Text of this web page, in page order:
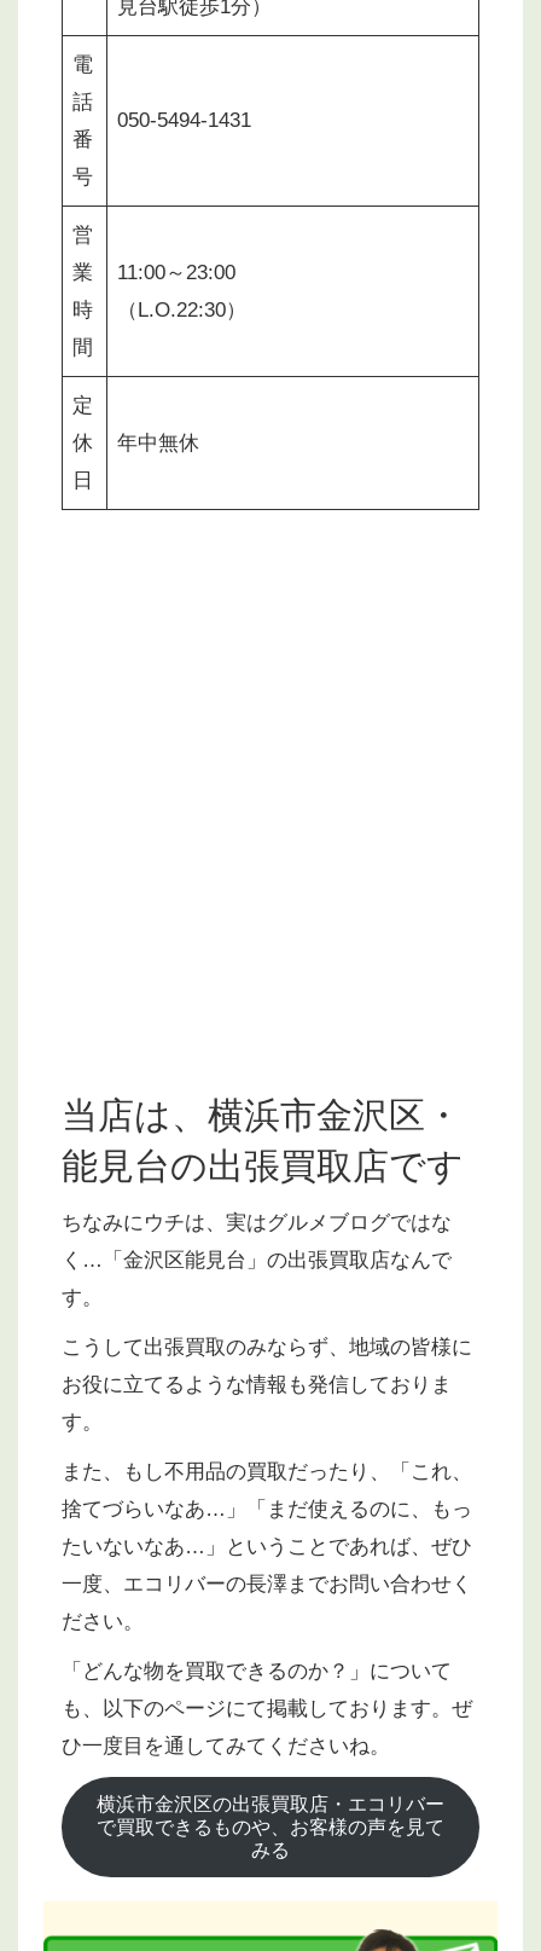
見台駅徒歩1分）
電
話
番
号
050-5494-1431
営
業
時
間
11:00～23:00
（L.O.22:30）
定
休
日
年中無休
当店は、横浜市金沢区・
能見台の出張買取店です
ちなみにウチは、実はグルメブログではな
く…「金沢区能見台」の出張買取店なんで
す。
こうして出張買取のみならず、地域の皆様に
お役に立てるような情報も発信しておりま
す。
また、もし不用品の買取だったり、「これ、
捨てづらいなあ…」「まだ使えるのに、もっ
たいないなあ…」ということであれば、ぜひ
一度、エコリバーの長澤までお問い合わせく
ださい。
「どんな物を買取できるのか？」について
も、以下のページにて掲載しております。ぜ
ひ一度目を通してみてくださいね。
横浜市金沢区の出張買取店・エコリバー
で買取できるものや、お客様の声を見て
みる